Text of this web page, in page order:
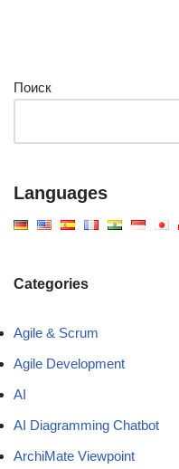
Поиск
Languages
Categories
Agile & Scrum
Agile Development
AI
AI Diagramming Chatbot
ArchiMate Viewpoint